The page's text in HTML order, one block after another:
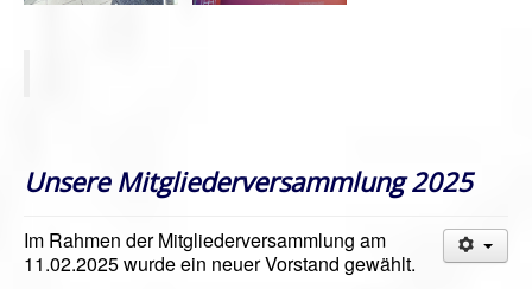
Unsere Mitgliederversammlung 2025
Im Rahmen der Mitgliederversammlung am
11.02.2025 wurde ein neuer Vorstand gewählt.